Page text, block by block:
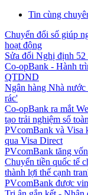
Tin cùng
Chuyển đổi số giúp
hoạt động
Sửa đổi Nghị định
Co-opBank - Hành
QTDND
Ngân hàng Nhà nước
rác'
Co-opBank ra mắt
tạo trải nghiệm số
PVcomBank và Visa
qua Visa Direct
PVcomBank tăng
Chuyển tiền quốc tế
thành lợi thế cạnh
PVcomBank được